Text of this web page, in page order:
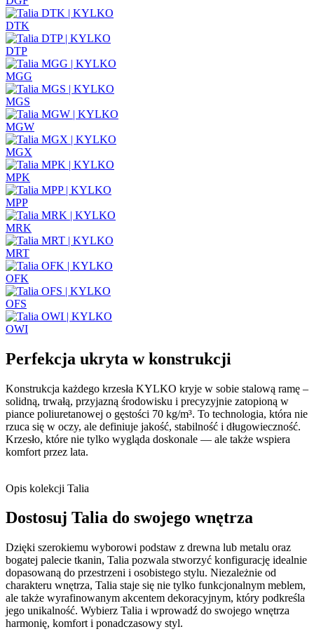
DTK
DTP
MGG
MGS
MGW
MGX
MPK
MPP
MRK
MRT
OFK
OFS
OWI
Perfekcja ukryta w konstrukcji
Konstrukcja każdego krzesła KYLKO kryje w sobie stalową ramę –
solidną, trwałą, przyjazną środowisku i precyzyjnie zatopioną w
piance poliuretanowej o gęstości 70 kg/m³. To technologia, która nie
rzuca się w oczy, ale definiuje jakość, stabilność i długowieczność.
Krzesło, które nie tylko wygląda doskonale — ale także wspiera
komfort przez lata.
Opis kolekcji Talia
Dostosuj Talia do swojego wnętrza
Dzięki szerokiemu wyborowi podstaw z drewna lub metalu oraz
bogatej palecie tkanin, Talia pozwala stworzyć konfigurację idealnie
dopasowaną do przestrzeni i osobistego stylu. Niezależnie od
charakteru wnętrza, Talia staje się nie tylko funkcjonalnym meblem,
ale także wyrafinowanym akcentem dekoracyjnym, który podkreśla
jego unikalność. Wybierz Talia i wprowadź do swojego wnętrza
harmonię, komfort i ponadczasowy styl.